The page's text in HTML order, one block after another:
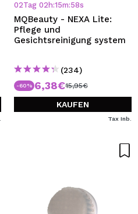
02Tag 02 h:15m:57s
MQBeauty - NEXA Lite:
Pflege und
Gesichtsreinigung system
(234)
-60% 6,38€15,95€
KAUFEN
Tax Inb.